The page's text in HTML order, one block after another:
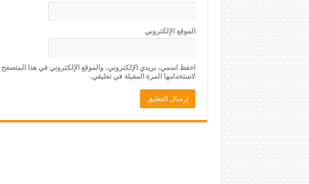
الموقع الإلكتروني
احفظ اسمي، بريدي الإلكتروني، والموقع الإلكتروني في هذا المتصفح
لاستخدامها المرة المقبلة في تعليقي.